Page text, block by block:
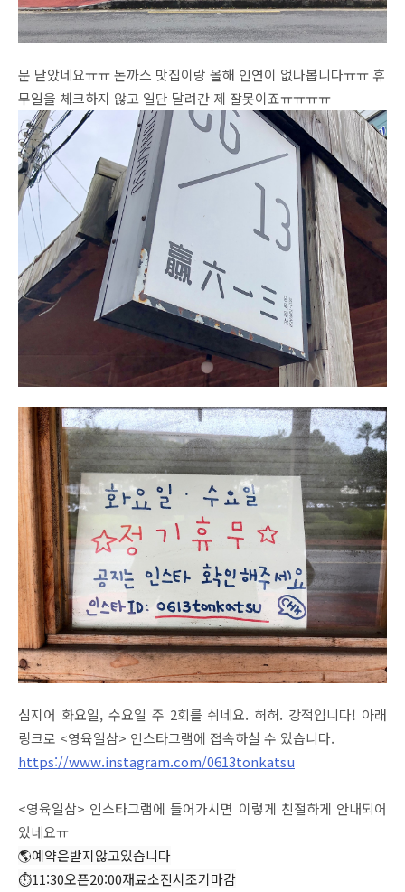
문 닫았네요ㅠㅠ 돈까스 맛집이랑 올해 인연이 없나봅니다ㅠㅠ 휴
무일을 체크하지 않고 일단 달려간 제 잘못이죠ㅠㅠㅠㅠ
심지어 화요일, 수요일 주 2회를 쉬네요. 허허. 강적입니다! 아래
링크로 <영육일삼> 인스타그램에 접속하실 수 있습니다.
https://www.instagram.com/0613tonkatsu
<영육일삼> 인스타그램에 들어가시면 이렇게 친절하게 안내되어
있네요ㅠ
🌎예약은받지않고있습니다
⏱11:30오픈20:00재료소진시조기마감